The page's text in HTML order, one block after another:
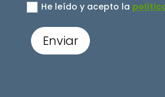
He leído y acepto la
Enviar